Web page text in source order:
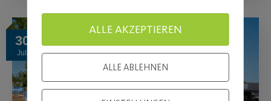
30
Juli
ALLE AKZEPTIEREN
ALLE ABLEHNEN